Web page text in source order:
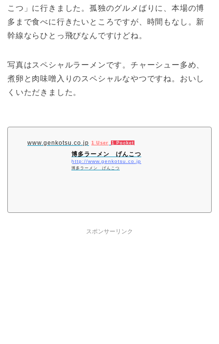
こつ」に行きました。孤独のグルメばりに、本場の博
多まで食べに行きたいところですが、時間もなし。新
幹線ならひとっ飛びなんですけどね。
写真はスペシャルラーメンです。チャーシュー多め、
煮卵と肉味噌入りのスペシャルなやつですね。おいし
くいただきました。
www.genkotsu.co.jp 1 User 1 Pocket
博多ラーメン げんこつ
http://www.genkotsu.co.jp
博多ラーメン げんこつ
スポンサーリンク